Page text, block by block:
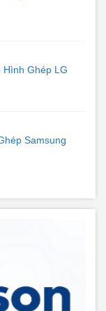
Ghép LG
Samsung